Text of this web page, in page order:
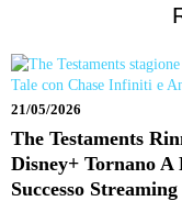
21/05/2026
The Testaments
Disney+ Tornano
Successo Streaming